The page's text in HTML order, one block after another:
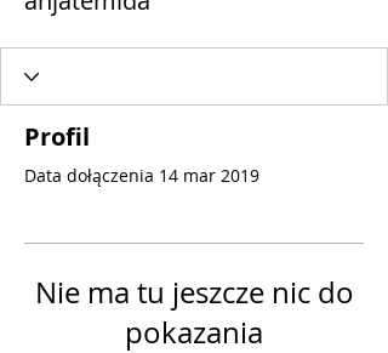
Profil
Data dołączenia 14 mar 2019
Nie ma tu jeszcze nic do
pokazania